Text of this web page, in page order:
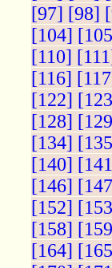
[97] [98]
[104]
[110]
[116]
[122]
[128]
[134]
[140]
[146]
[152]
[158]
[164]